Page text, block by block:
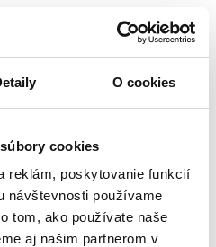
O cookies
cookies
reklám, poskytovanie funkcií
návštevnosti používame
tom, ako používate naše
aj našim partnerom v